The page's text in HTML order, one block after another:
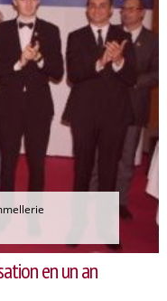
en un an